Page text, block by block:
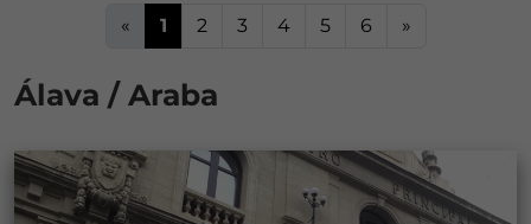
« 1 2 3 4 5 6 »
Álava / Araba